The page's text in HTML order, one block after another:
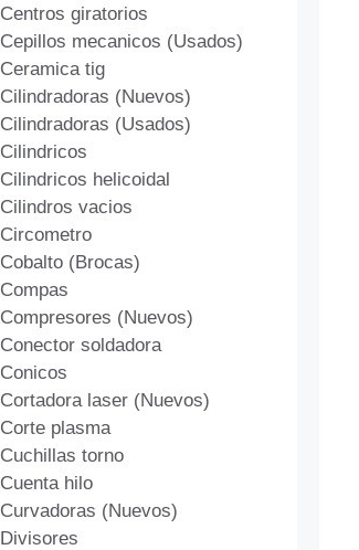
Centros giratorios
Cepillos mecanicos (Usados)
Ceramica tig
Cilindradoras (Nuevos)
Cilindradoras (Usados)
Cilindricos
Cilindricos helicoidal
Cilindros vacios
Circometro
Cobalto (Brocas)
Compas
Compresores (Nuevos)
Conector soldadora
Conicos
Cortadora laser (Nuevos)
Corte plasma
Cuchillas torno
Cuenta hilo
Curvadoras (Nuevos)
Divisores